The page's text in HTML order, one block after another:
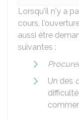
Lorsqu'il n'y a
cours,
aussi être
suivantes :
Un des